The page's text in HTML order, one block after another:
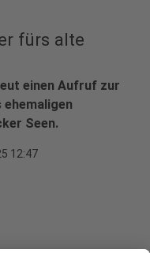
fürs alte
einen Aufruf zur
Seen.
12:47